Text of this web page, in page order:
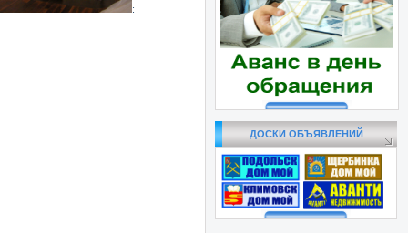
:
ДОСКИ ОБЪЯВЛЕНИЙ